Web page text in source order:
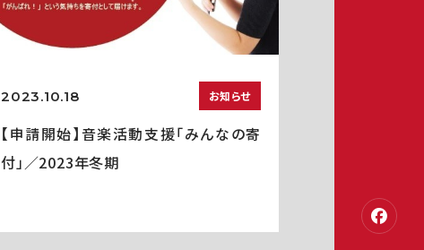
2023.10.18 お知らせ
【申請開始】音楽活動支援「みんなの寄
付」／2023年冬期